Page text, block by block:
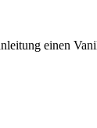
einen